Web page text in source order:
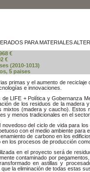
PARA MATERIALES
€
€
(2010-1013)
5 paises
primas y el aumento de
e innovaciones.
LIFE + Política y Gobernanza
de los residuos de la madera
(madera y caucho). Estos
y menos tradicionales en el
del ciclo de vida para
con el medio ambiente para
de carbono en los
los procesos de producción
en el proyecto será de
contaminado por
en astillas y
la eliminación de todas estas